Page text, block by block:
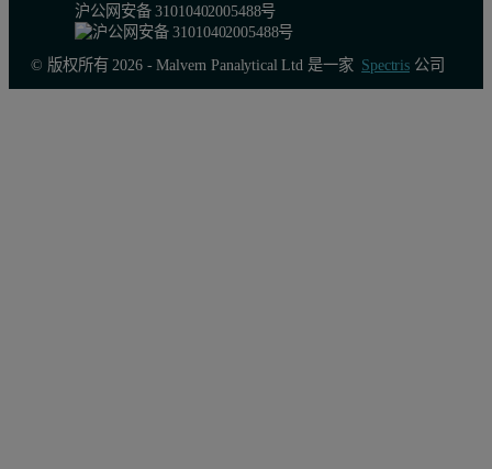
沪公网安备 31010402005488号
© 版权所有 2026 - Malvern Panalytical Ltd 是一家 Spectris公司